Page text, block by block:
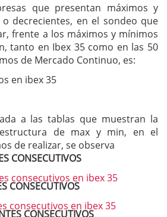
que presentan máximos y
decrecientes, en el sondeo que
frente a los máximos y mínimos
tanto en Ibex 35 como en las 50
de Mercado Continuo, es:
a las tablas que muestran la
de max y min, en el
de realizar, se observa
CONSECUTIVOS
CONSECUTIVOS
CONSECUTIVOS